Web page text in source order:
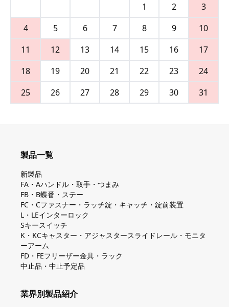
1
2
3
4
5 6 7 8 9
10
11
12 13 14 15 16
17
18
19 20 21 22 23
24
25
26 27 28 29 30 31
製品一覧
新製品
FA・Aハンドル・取手・つまみ
FB・B蝶番・ステー
FC・Cファスナー・ラッチ錠・キャッチ・錠前装置
L・LEインターロック
Sキースイッチ
K・KCキャスター・アジャスタースライドレール・モニタ
ーアーム
FD・FEフリーザー金具・ラック
中止品・中止予定品
業界別製品紹介